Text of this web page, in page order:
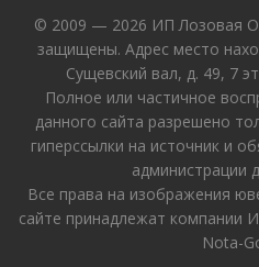
© 2009 — 2026 ИП Лозовая
защищены. Адрес место
Сущевский вал, д. 49, 7
Полное или частичное
данного сайта разрешено
гиперссылки на источник и
администрации
Все права на изображения
сайте принадлежат компании
Nota-